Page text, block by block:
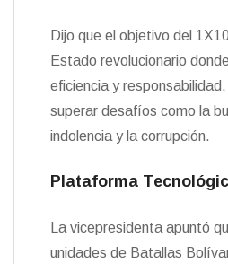
Dijo que el objetivo del
Estado revolucionario
eficiencia y
superar desafíos como la
indolencia y la corrupción.
Plataforma
La vicepresidenta apuntó
unidades de Batallas